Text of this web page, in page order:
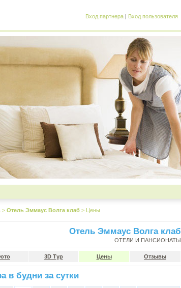
Вход партнера | Вход пользователя
> Отель Эммаус Волга клаб > Цены
Отель Эммаус Волга клаб
ОТЕЛИ И ПАНСИОНАТЫ
3D Тур Цены Отзывы
в будни за сутки